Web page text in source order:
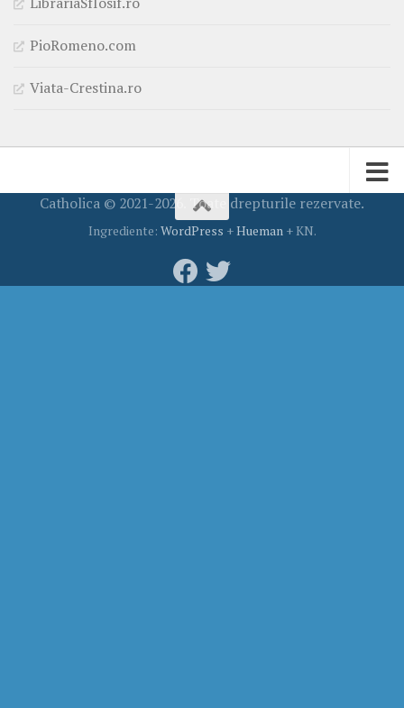
PioRomeno.com
Viata-Crestina.ro
Catholica © 2021-2026. Toate drepturile rezervate.
Ingrediente: WordPress +Hueman+ KN.